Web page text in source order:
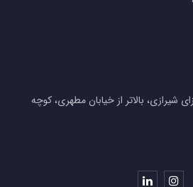
شیرازی، بالاتر از خیابان مطهری، کوچه